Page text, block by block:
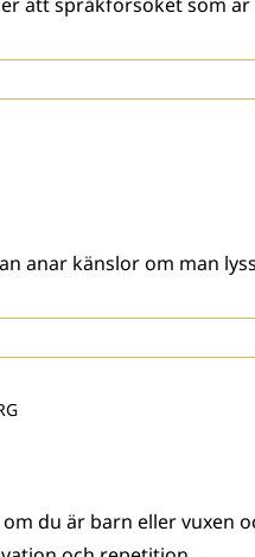
anar känslor om man
du är barn eller vuxen